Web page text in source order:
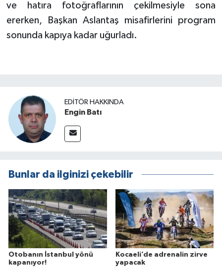
ve hatıra fotoğraflarının çekilmesiyle sona
ererken, Başkan Aslantaş misafirlerini program
sonunda kapıya kadar uğurladı.
EDITÖR HAKKINDA
Engin Batı
Bunlar da ilginizi çekebilir
Otobanın İstanbul yönü
kapanıyor!
Kocaeli’de adrenalin zirve
yapacak